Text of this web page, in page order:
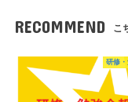
RECOMMEND こ
研修